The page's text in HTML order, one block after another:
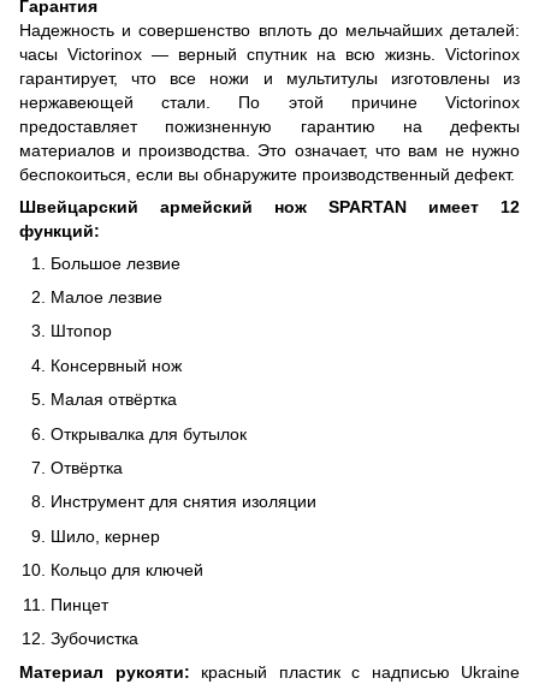
Гарантия
Надежность и совершенство вплоть до мельчайших деталей:
часы Victorinox — верный спутник на всю жизнь. Victorinox
гарантирует, что все ножи и мультитулы изготовлены из
нержавеющей стали. По этой причине Victorinox
предоставляет пожизненную гарантию на дефекты
материалов и производства. Это означает, что вам не нужно
беспокоиться, если вы обнаружите производственный дефект.
Швейцарский армейский нож SPARTAN имеет 12
функций:
Большое лезвие
Малое лезвие
Штопор
Консервный нож
Малая отвёртка
Открывалка для бутылок
Отвёртка
Инструмент для снятия изоляции
Шило, кернер
Кольцо для ключей
Пинцет
Зубочистка
Материал рукояти: красный пластик с надписью Ukraine